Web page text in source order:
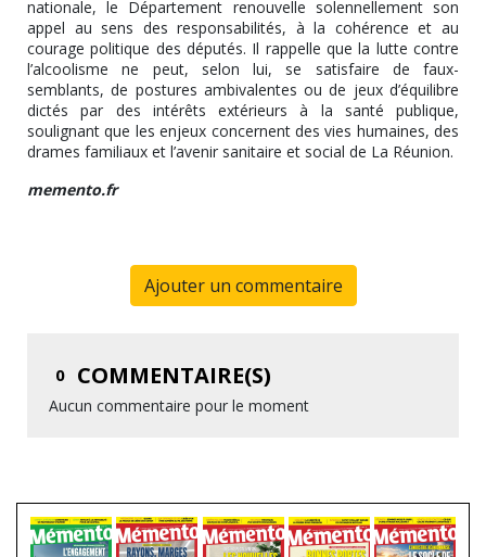
nationale, le Département renouvelle solennellement son
appel au sens des responsabilités, à la cohérence et au
courage politique des députés. Il rappelle que la lutte contre
l’alcoolisme ne peut, selon lui, se satisfaire de faux-
semblants, de postures ambivalentes ou de jeux d’équilibre
dictés par des intérêts extérieurs à la santé publique,
soulignant que les enjeux concernent des vies humaines, des
drames familiaux et l’avenir sanitaire et social de La Réunion.
memento.fr
Ajouter un commentaire
0 COMMENTAIRE(S)
Aucun commentaire pour le moment